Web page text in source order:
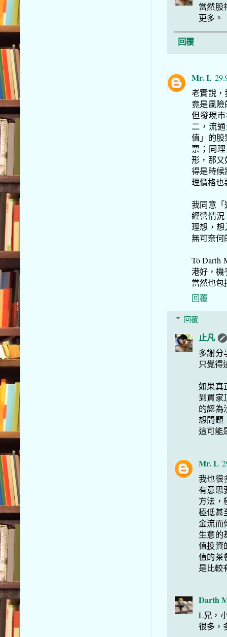
當然股
更多。
回覆
Mr. L
老實說
竟是風
但發現
二，流
值」的
票；同
形，那
得是時
理價格也
我同意
經營情
理想，
無可奈何
To Darth
港好，機
當然也包
回覆
回覆
止凡
多謝分
只覺得
如果真
到買家
的認為
想問題
這可能
Mr. L
我也很
有意思
方法，
極低甚
金流而
生意的
值投資
值的茶
是比較
Darth
L兄，
很多，